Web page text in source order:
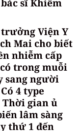
sĩ Khiêm
trưởng Viện Y
Mai cho biết
nhiễm cấp
trong muỗi
sang người
4 type
Thời gian ủ
lâm sàng
thứ 1 đến